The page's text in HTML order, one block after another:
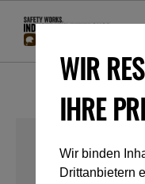
WIR
IHRE
Wir binden
Drittanbietern